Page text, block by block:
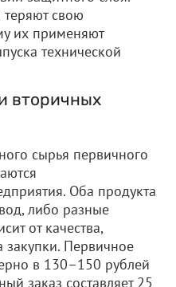
свою
их применяют
технической
вторичных
сырья первичного
Оба продукта
либо разные
от качества,
закупки. Первичное
в 130–150 рублей
заказ составляет 25